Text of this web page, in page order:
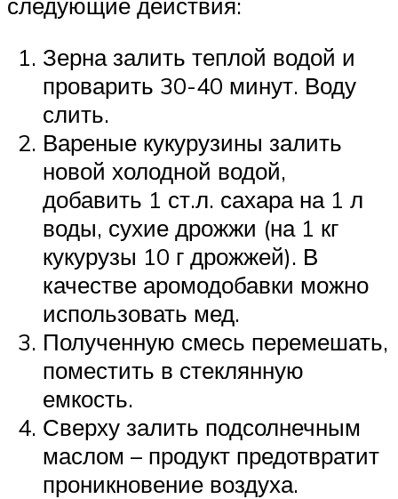
Зерна залить теплой водой и
проварить 30-40 минут. Воду
слить.
Вареные кукурузины залить
новой холодной водой,
добавить 1 ст.л. сахара на 1 л
воды, сухие дрожжи (на 1 кг
кукурузы 10 г дрожжей). В
качестве аромодобавки можно
использовать мед.
Полученную смесь перемешать,
поместить в стеклянную
емкость.
Сверху залить подсолнечным
маслом – продукт предотвратит
проникновение воздуха.